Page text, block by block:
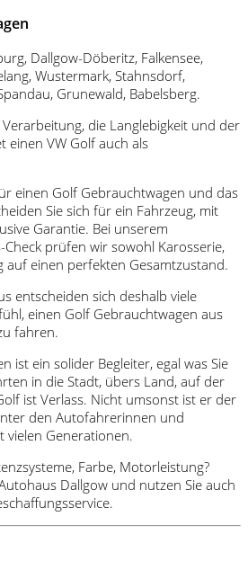
Dallgow-Döberitz, Falkensee,
Wustermark, Stahnsdorf,
Grunewald, Babelsberg.
die Langlebigkeit und der
einen VW Golf auch als
einen Golf Gebrauchtwagen und das
Sie sich für ein Fahrzeug, mit
Garantie. Bei unserem
prüfen wir sowohl Karosserie,
einen perfekten Gesamtzustand.
entscheiden sich deshalb viele
einen Golf Gebrauchtwagen aus
fahren.
ist ein solider Begleiter, egal was Sie
in die Stadt, übers Land, auf der
ist Verlass. Nicht umsonst ist er der
den Autofahrerinnen und
Generationen.
Farbe, Motorleistung?
Dallgow und nutzen Sie auch